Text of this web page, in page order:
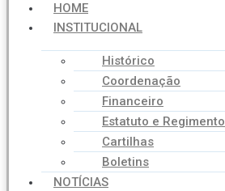
HOME
INSTITUCIONAL
Histórico
Coordenação
Financeiro
Estatuto e Regimento
Cartilhas
Boletins
NOTÍCIAS